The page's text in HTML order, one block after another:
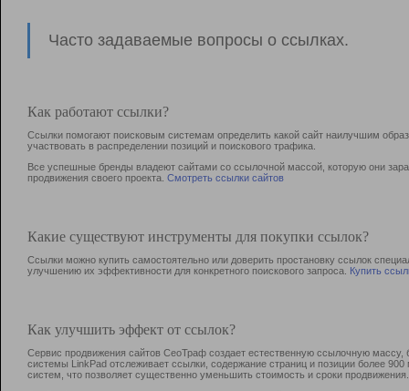
Часто задаваемые вопросы о ссылках.
Как работают ссылки?
Ссылки помогают поисковым системам определить какой сайт наилучшим
участвовать в раcпределении позиций и поискового трафика.
Все успешные бренды владеют сайтами со ссылочной массой, которую они
продвижения своего проекта. Смотреть ссылки сайтов
Какие существуют инструменты для покупки ссылок?
Ссылки можно купить самостоятельно или доверить простановку ссылок
улучшению их эффективности для конкретного поискового запроса. Купить
Как улучшить эффект от ссылок?
Сервис продвижения сайтов СеоТраф создает естественную ссылочную
системы LinkPad отслеживает ссылки, содержание страниц и позиции более
систем, что позволяет существенно уменьшить стоимость и сроки продвижения.